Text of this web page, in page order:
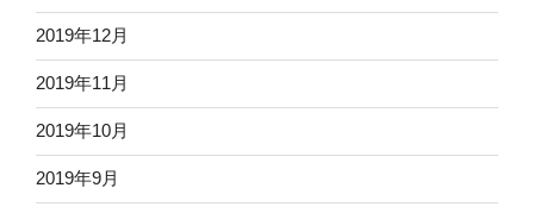
2019年12月
2019年11月
2019年10月
2019年9月